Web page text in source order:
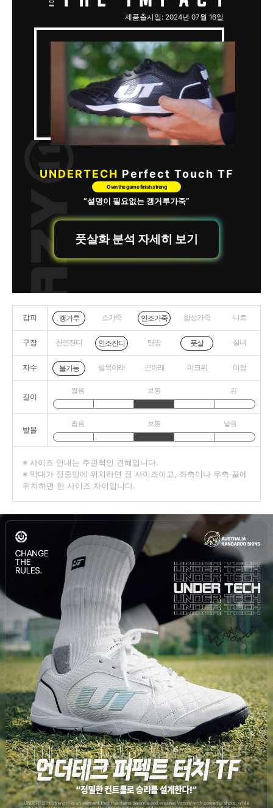
제품출시일: 2024년 07월 16일
UNDERTECH Perfect Touch TF
Own the game finish strong
“설명이 필요없는 캥거루가죽”
풋살화 분석 자세히 보기
갑피 캥거루 소가죽 인조가죽 합성가죽 니트
구장 천연잔디 인조잔디 맨땅 풋살 실내
자수 불가능 발목아래 끈아래 마크위 미정
길이
짧음 보통 김
발볼
좁음 보통 넓음
※ 사이즈 안내는 주관적인 견해입니다.
※ 막대가 정중앙에 위치하면 정 사이즈이고, 좌측이나 우측 끝에
위치하면 한 사이즈 차이입니다.